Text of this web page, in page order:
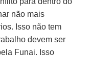
não mais
Isso não tem
devem ser
Funai. Isso